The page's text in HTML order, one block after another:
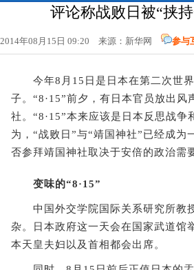
评论称战败日被“挟
2014年08月15日 09:20 来源：新华网 参与
今年8月15日是日本在第二次世界
子。“8·15”前夕，有日本官员放出
社。“8·15”本来应该是日本反思战
为，“战败日”与“靖国神社”已经成为
否参拜靖国神社取决于安倍的政治需
变味的“8·15”
中国外交学院国际关系研究所教授
杂。日本政府这一天会在国家武道馆
本天皇夫妇以及首相都会出席。